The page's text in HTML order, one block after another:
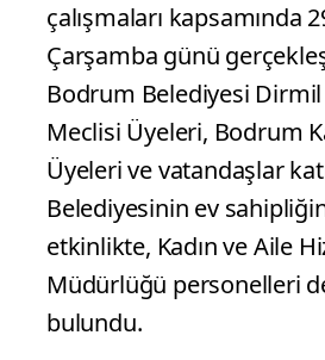
çalışmaları kapsamında
Çarşamba günü
Bodrum Belediyesi Dirmil
Meclisi Üyeleri, Bodrum
Üyeleri ve vatandaşlar
Belediyesinin ev
etkinlikte, Kadın ve Aile
Müdürlüğü personelleri
bulundu.